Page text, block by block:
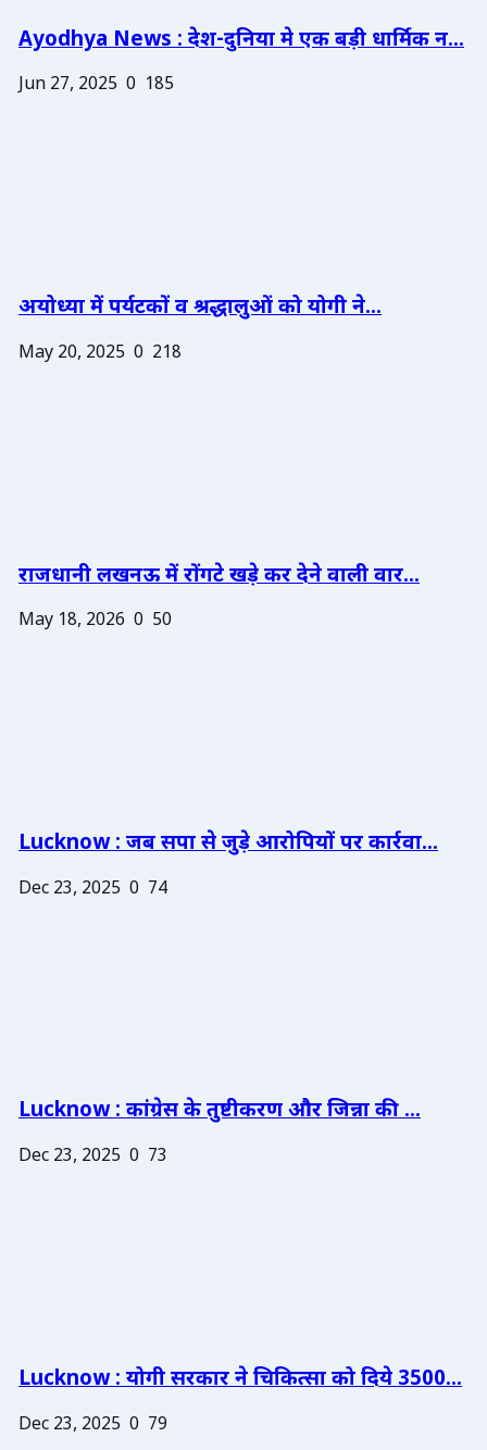
Ayodhya News : देश-दुनिया मे एक बड़ी धार्मिक न...
Jun 27, 2025 0 185
अयोध्या में पर्यटकों व श्रद्धालुओं को योगी ने...
May 20, 2025 0 218
राजधानी लखनऊ में रोंगटे खड़े कर देने वाली वार...
May 18, 2026 0 50
Lucknow : जब सपा से जुड़े आरोपियों पर कार्रवा...
Dec 23, 2025 0 74
Lucknow : कांग्रेस के तुष्टीकरण और जिन्ना की ...
Dec 23, 2025 0 73
Lucknow : योगी सरकार ने चिकित्सा को दिये 3500...
Dec 23, 2025 0 79